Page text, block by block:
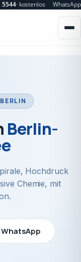
5544· kostenlos WhatsApp
Berlin-
Hochdruck
Chemie, mit
WhatsApp